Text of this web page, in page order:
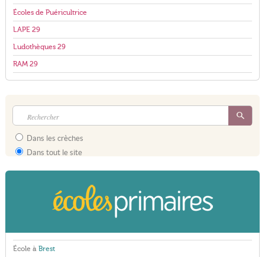
Écoles de Puéricultrice
LAPE 29
Ludothèques 29
RAM 29
Dans les crèches
Dans tout le site
École à Brest